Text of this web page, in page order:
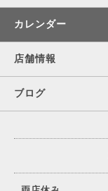
カレンダー
店舗情報
ブログ